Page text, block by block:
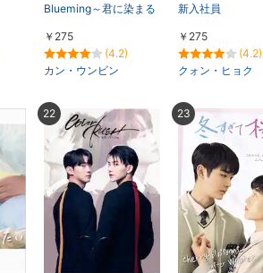
Blueming～君に染まる
￥275
(4.2)
カン・ウンビン
新入社員
￥275
(4.2)
クォン・ヒョク
22 23